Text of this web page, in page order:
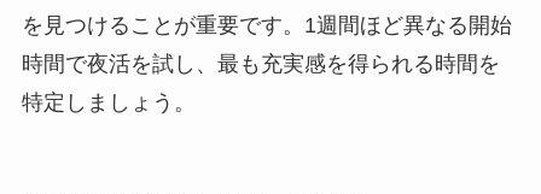
を見つけることが重要です。1週間ほど異なる開始
時間で夜活を試し、最も充実感を得られる時間を
特定しましょう。